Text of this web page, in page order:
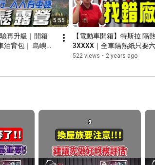
5:55
再升級｜開箱
泊背包｜ 島嶼咖
#models
【電動車開箱】特斯拉 隔
3XXXX｜全車隔熱紙只要
#tesla #modely
522 views • 2 years ago